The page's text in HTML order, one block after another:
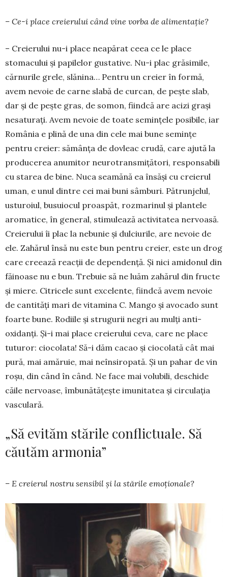
– Ce-i place creierului când vine vorba de alimentație?
– Creierului nu-i place nea­părat ceea ce le place
stomacului și papilelor gustative. Nu-i plac grăsimile,
cărnurile grele, slănina… Pen­tru un creier în formă,
avem nevoie de carne slabă de curcan, de pește slab,
dar și de pește gras, de so­mon, fiindcă are acizi grași
nesaturați. Avem nevoie de toate semințele posibile, iar
România e plină de una din cele mai bune semințe
pentru creier: să­mânța de dovleac crudă, care ajută la
producerea anumitor neurotrans­mi­țători, responsabili
cu starea de bine. Nuca seamănă ea însăși cu creierul
uman, e unul dintre cei mai buni sâmburi. Pătrunjelul,
us­tu­roiul, busuiocul proaspăt, rozmarinul și plantele
aromatice, în general, stimulează activitatea ner­voasă.
Creierului îi plac la nebunie și dulciurile, are nevoie de
ele. Zahărul însă nu este bun pentru cre­ier, este un drog
care creează reacții de depen­dență. Și nici amidonul din
făi­noase nu e bun. Tre­buie să ne luăm zahărul din fructe
și miere. Citri­cele sunt excelente, fiindcă avem nevoie
de canti­tăți mari de vitamina C. Mango și avocado sunt
foarte bune. Rodiile și strugurii negri au mulți anti­
oxidanți. Și-i mai place creierului ceva, care ne place
tuturor: cio­colata! Să-i dăm cacao și cio­colată cât mai
pură, mai amăruie, mai neînsiropată. Și un pahar de vin
roșu, din când în când. Ne face mai volubili, deschide
căile nervoase, îmbunătățește imuni­tatea și circulația
vas­culară.
„Să evităm stările conflictuale. Să
căutăm armonia”
– E creierul nos­tru sensibil și la stă­rile emo­țio­nale?